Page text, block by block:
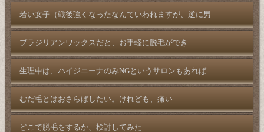
若い女子（戦後強くなったなんていわれますが、逆に男
ブラジリアンワックスだと、お手軽に脱毛ができ
生理中は、ハイジニーナのみNGというサロンもあれば
むだ毛とはおさらばしたい。けれども、痛い
どこで脱毛をするか、検討してみた